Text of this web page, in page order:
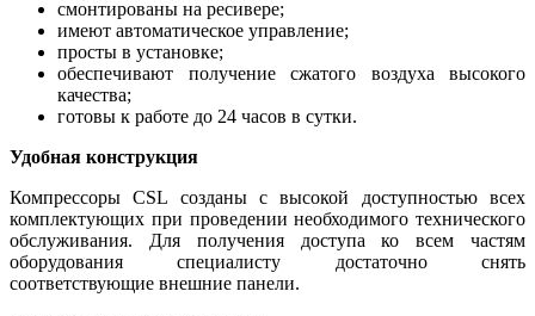
смонтированы на ресивере;
имеют автоматическое управление;
просты в установке;
обеспечивают получение сжатого воздуха высокого
качества;
готовы к работе до 24 часов в сутки.
Удобная конструкция
Компрессоры CSL созданы с высокой доступностью всех
комплектующих при проведении необходимого технического
обслуживания. Для получения доступа ко всем частям
оборудования специалисту достаточно снять
соответствующие внешние панели.